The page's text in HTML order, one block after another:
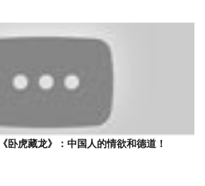
卧虎藏龙》：中国人的情欲和德道！